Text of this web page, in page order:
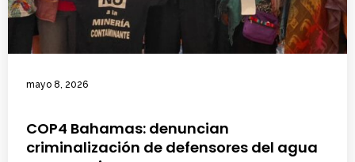
mayo 8, 2026
COP4 Bahamas: denuncian
criminalización de defensores del agua